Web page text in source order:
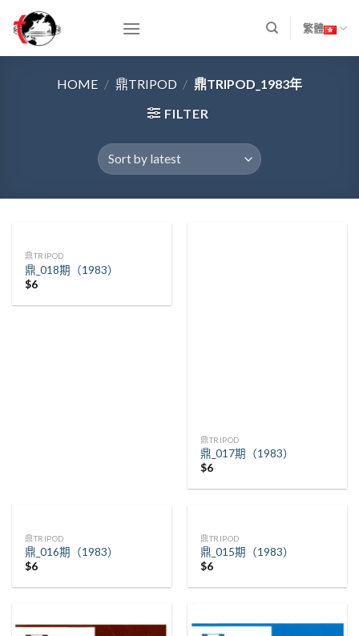
content
繁體
HOME / 鼎TRIPOD / 鼎TRIPOD_1983年
FILTER
鼎TRIPOD
鼎_018期（1983）
$6
鼎TRIPOD
鼎_017期（1983）
$6
鼎TRIPOD
鼎_016期（1983）
$6
鼎TRIPOD
鼎_015期（1983）
$6